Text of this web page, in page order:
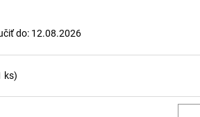
do: 12.08.2026
ks)